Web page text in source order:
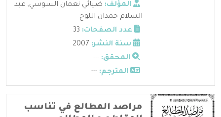
المؤلف: ضيائي نعمان السوسي, عبد
السلام حمدان اللوح
عدد الصفحات:
سنة النشر:
المحقق: ---
المترجم: ---
مراصد المطالع في تناسب